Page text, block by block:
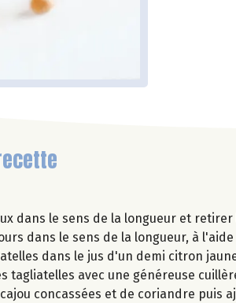
dans le sens de la longueur et retirer
dans le sens de la longueur, à
dans le jus d'un demi citron
tagliatelles avec une généreuse
concassées et de coriandre